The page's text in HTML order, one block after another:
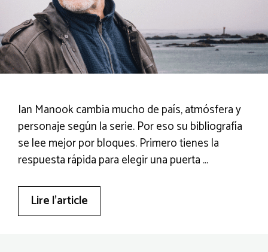
Ian Manook cambia mucho de país, atmósfera y
personaje según la serie. Por eso su bibliografía
se lee mejor por bloques. Primero tienes la
respuesta rápida para elegir una puerta …
Lire l’article